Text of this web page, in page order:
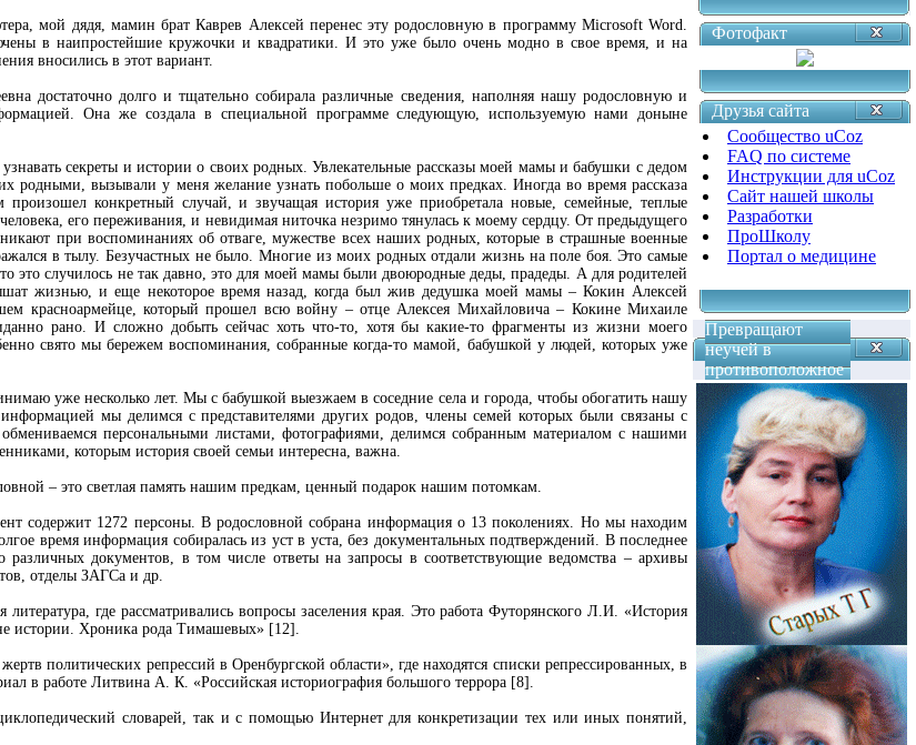
мой дядя, мамин брат Каврев Алексей перенес эту родословную в программу Microsoft Word.
в наипростейшие кружочки и квадратики. И это уже было очень модно в свое время, и на
вносились в этот вариант.
достаточно долго и тщательно собирала различные сведения, наполняя нашу родословную и
Она же создала в специальной программе следующую, используемую нами доныне
секреты и истории о своих родных. Увлекательные рассказы моей мамы и бабушки с дедом
родными, вызывали у меня желание узнать побольше о моих предках. Иногда во время рассказа
конкретный случай, и звучащая история уже приобретала новые, семейные, теплые
его переживания, и невидимая ниточка незримо тянулась к моему сердцу. От предыдущего
при воспоминаниях об отваге, мужестве всех наших родных, которые в страшные военные
в тылу. Безучастных не было. Многие из моих родных отдали жизнь на поле боя. Это самые
это случилось не так давно, это для моей мамы были двоюродные деды, прадеды. А для родителей
жизнью, и еще некоторое время назад, когда был жив дедушка моей мамы – Кокин Алексей
красноармейце, который прошел всю войну – отце Алексея Михайловича – Кокине Михаиле
рано. И сложно добыть сейчас хоть что-то, хотя бы какие-то фрагменты из жизни моего
свято мы бережем воспоминания, собранные когда-то мамой, бабушкой у людей, которых уже
уже несколько лет. Мы с бабушкой выезжаем в соседние села и города, чтобы обогатить нашу
мы делимся с представителями других родов, члены семей которых были связаны с
персональными листами, фотографиями, делимся собранным материалом с нашими
которым история своей семьи интересна, важна.
– это светлая память нашим предкам, ценный подарок нашим потомкам.
содержит 1272 персоны. В родословной собрана информация о 13 поколениях. Но мы находим
время информация собиралась из уст в уста, без документальных подтверждений. В последнее
различных документов, в том числе ответы на запросы в соответствующие ведомства – архивы
отделы ЗАГСа и др.
литература, где рассматривались вопросы заселения края. Это работа Футорянского Л.И. «История
истории. Хроника рода Тимашевых» [12].
политических репрессий в Оренбургской области», где находятся списки репрессированных, в
в работе Литвина А. К. «Российская историография большого террора [8].
словарей, так и с помощью Интернет для конкретизации тех или иных понятий,
Фотофакт
Друзья сайта
Сообщество uCoz
FAQ по системе
Инструкции для uCoz
Сайт нашей школы
Разработки
ПроШколу
Портал о медицине
Превращают
неучей в
противоположное